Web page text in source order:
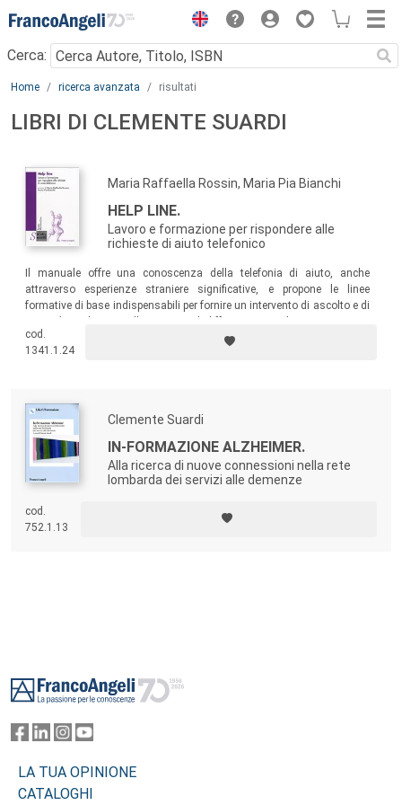
Menu
Cerca:
Main content
Home ricerca avanzata risultati
LIBRI DI CLEMENTE SUARDI
Maria Raffaella Rossin, Maria Pia Bianchi
HELP LINE.
Lavoro e formazione per rispondere alle
richieste di aiuto telefonico
Il manuale offre una conoscenza della telefonia di aiuto, anche
attraverso esperienze straniere significative, e propone le linee
formative di base indispensabili per fornire un intervento di ascolto e di
cod.
1341.1.24
Clemente Suardi
IN-FORMAZIONE ALZHEIMER.
Alla ricerca di nuove connessioni nella rete
lombarda dei servizi alle demenze
cod.
752.1.13
LA TUA OPINIONE
CATALOGHI